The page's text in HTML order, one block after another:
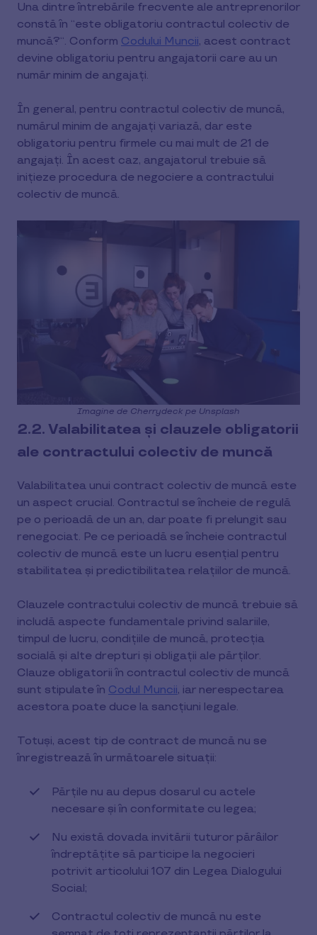
Una dintre întrebările frecvente ale antreprenorilor
constă în “este obligatoriu contractul colectiv de
muncă?“. Conform Codului Muncii, acest contract
devine obligatoriu pentru angajatorii care au un
număr minim de angajați.
În general, pentru contractul colectiv de muncă,
numărul minim de angajați variază, dar este
obligatoriu pentru firmele cu mai mult de 21 de
angajați. În acest caz, angajatorul trebuie să
inițieze procedura de negociere a contractului
colectiv de muncă.
Imagine de Cherrydeck pe Unsplash
2.2. Valabilitatea și clauzele obligatorii
ale contractului colectiv de muncă
Valabilitatea unui contract colectiv de muncă este
un aspect crucial. Contractul se încheie de regulă
pe o perioadă de un an, dar poate fi prelungit sau
renegociat. Pe ce perioadă se încheie contractul
colectiv de muncă este un lucru esențial pentru
stabilitatea și predictibilitatea relațiilor de muncă.
Clauzele contractului colectiv de muncă trebuie să
includă aspecte fundamentale privind salariile,
timpul de lucru, condițiile de muncă, protecția
socială și alte drepturi și obligații ale părților.
Clauze obligatorii în contractul colectiv de muncă
sunt stipulate în Codul Muncii, iar nerespectarea
acestora poate duce la sancțiuni legale.
Totuşi, acest tip de contract de muncă nu se
înregistrează în următoarele situaţii:
Părţile nu au depus dosarul cu actele
necesare şi în conformitate cu legea;
Nu există dovada invitării tuturor părâilor
îndreptăţite să participe la negocieri
potrivit articolului 107 din Legea Dialogului
Social;
Contractul colectiv de muncă nu este